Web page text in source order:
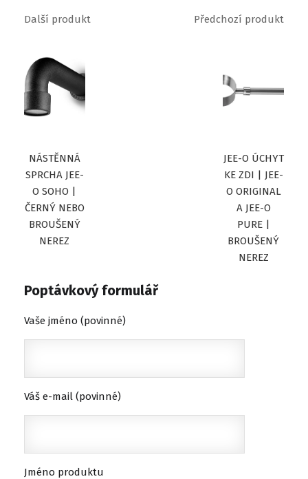
Další produkt
NÁSTĚNNÁ
SPRCHA JEE-
O SOHO |
ČERNÝ NEBO
BROUŠENÝ
NEREZ
Předchozí produkt
JEE-O ÚCHYT
KE ZDI | JEE-
O ORIGINAL
A JEE-O
PURE |
BROUŠENÝ
NEREZ
Poptávkový formulář
Vaše jméno (povinné)
Váš e-mail (povinné)
Jméno produktu